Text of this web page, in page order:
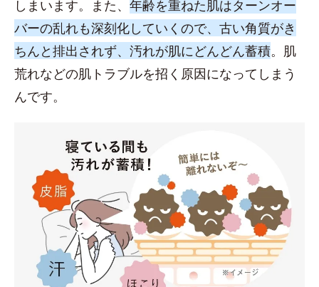
しまいます。また、 年齢を重ねた肌はターンオー
バーの乱れも深刻化していくので、古い角質がき
ちんと排出されず、汚れが肌にどんどん蓄積。肌
荒れなどの肌トラブルを招く原因になってしまう
んです。